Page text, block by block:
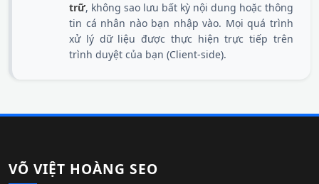
trữ, không sao lưu bất kỳ nội dung hoặc thông
tin cá nhân nào bạn nhập vào. Mọi quá trình
xử lý dữ liệu được thực hiện trực tiếp trên
trình duyệt của bạn (Client-side).
VÕ VIỆT HOÀNG SEO